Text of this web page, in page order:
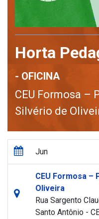
Horta
- OFICINA
CEU Formosa –
Silvério de
Jun
CEU Formosa –
Oliveira
Rua Sargento
Santo Antônio -